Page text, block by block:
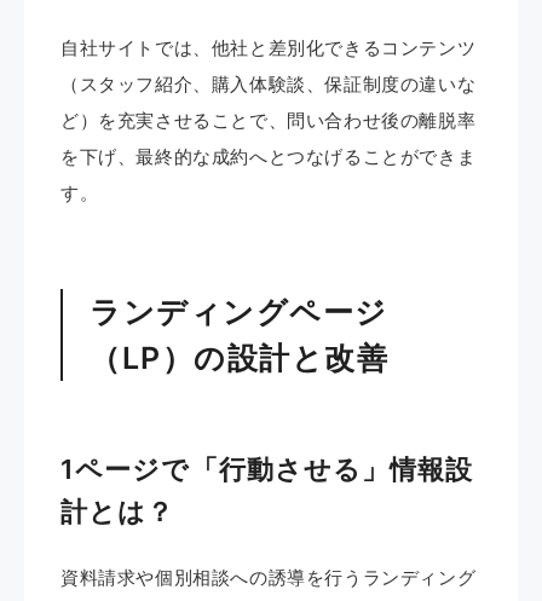
自社サイトでは、他社と差別化できるコンテンツ
（スタッフ紹介、購入体験談、保証制度の違いな
ど）を充実させることで、問い合わせ後の離脱率
を下げ、最終的な成約へとつなげることができま
す。
ランディングページ
（LP）の設計と改善
1ページで「行動させる」情報設
計とは？
資料請求や個別相談への誘導を行うランディング